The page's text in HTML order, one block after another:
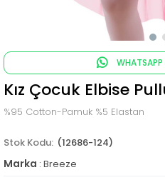
WHATSAPP
Kız Çocuk Elbise
%95 Cotton-Pamuk %5 Elastan
(12686-124)
Marka : Breeze